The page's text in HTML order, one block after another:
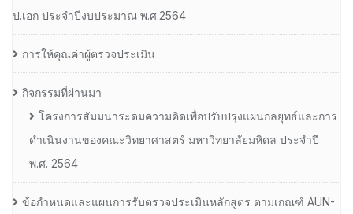
ป.เอก ประจําปีงบประมาณ พ.ศ.2564
การให้คุณค่าผู้ตรวจประเมิน
กิจกรรมที่ผ่านมา
โครงการสัมมนาระดมความคิดเพื่อปรับปรุงแผนกลยุทธ์และการ
ดำเนินงานของคณะวิทยาศาสตร์ มหาวิทยาลัยมหิดล ประจำปี
พ.ศ. 2564
ข้อกำหนดและแผนการรับตรวจประเมินหลักสูตร ตามเกณฑ์ AUN-